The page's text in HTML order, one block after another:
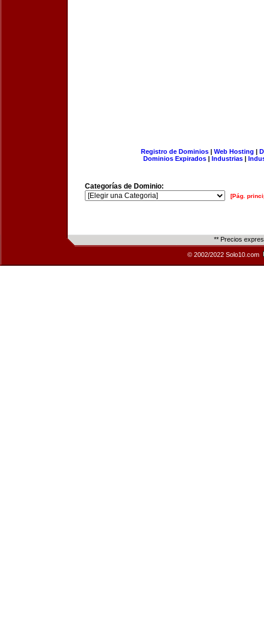
Registro de Dominios| Web Hosting |
Dominios Expirados | Industrias |
Categorías de Dominio:
[Pág.
** Precios
© 2002/2022 Solo10.com